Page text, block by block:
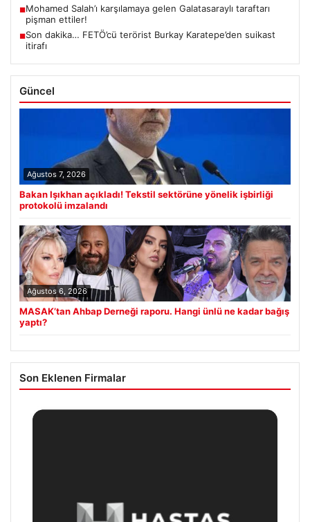
■Mohamed Salah’ı karşılamaya gelen Galatasaraylı taraftarı
pişman ettiler!
■Son dakika… FETÖ’cü terörist Burkay Karatepe’den suikast
itirafı
Güncel
Ağustos 7, 2026
Bakan Işıkhan açıkladı! Tekstil sektörüne yönelik işbirliği
protokolü imzalandı
Ağustos 6, 2026
MASAK’tan Ahbap Derneği raporu. Hangi ünlü ne kadar bağış
yaptı?
Son Eklenen Firmalar